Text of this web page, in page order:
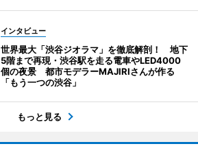
インタビュー
世界最大「渋谷ジオラマ」を徹底解剖！ 地下
5階まで再現・渋谷駅を走る電車やLED4000
個の夜景 都市モデラーMAJIRIさんが作る
「もう一つの渋谷」
もっと見る